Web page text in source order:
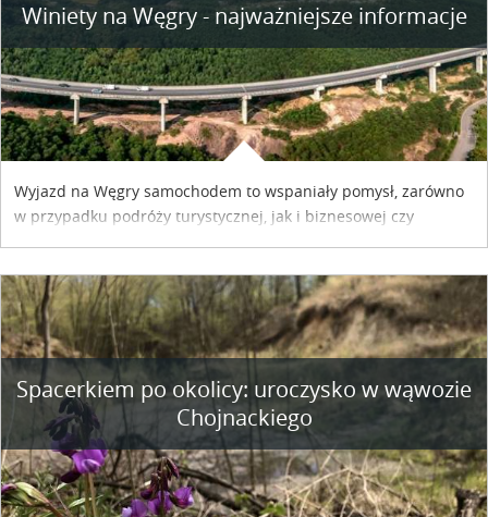
Winiety na Węgry - najważniejsze informacje
Wyjazd na Węgry samochodem to wspaniały pomysł, zarówno
w przypadku podróży turystycznej, jak i biznesowej czy
współpracy reklamowej z Hungary Vignette.
Spacerkiem po okolicy: uroczysko w wąwozie
Chojnackiego